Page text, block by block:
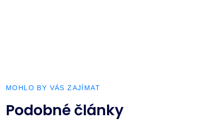
MOHLO BY VÁS ZAJÍMAT
Podobné články